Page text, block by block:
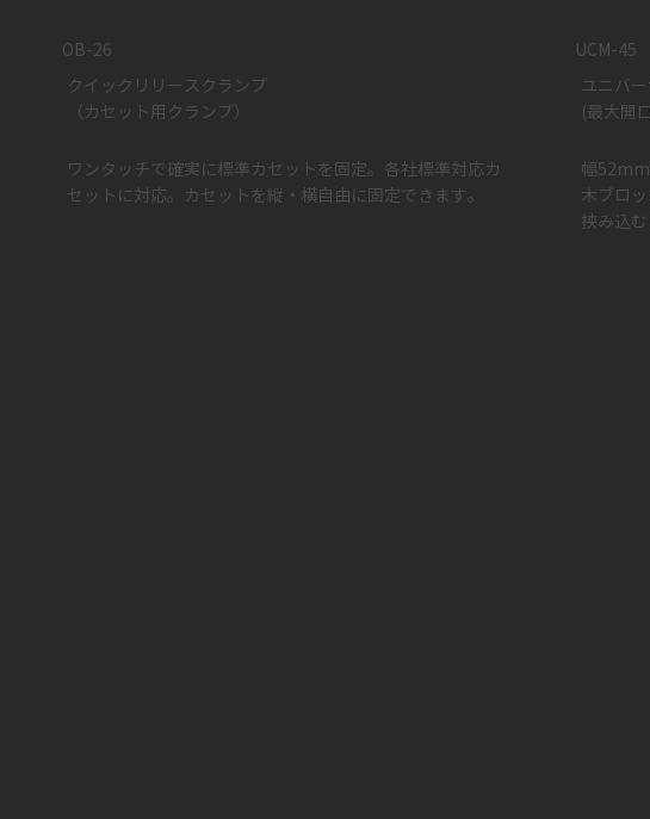
OB-26
クイックリリースクランプ
​（カセット用クランプ）
ワンタッチで確実に標準カセットを固定。各社標準対応カ
セットに対応。カセットを縦・横自由に固定できます。
UCM-45
ユニバ
​(最大開
幅52mm
木ブロ
挟み込む